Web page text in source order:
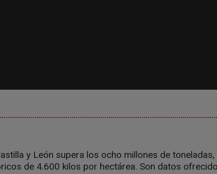
y León supera los ocho millones de toneladas,
de 4.600 kilos por hectárea. Son datos